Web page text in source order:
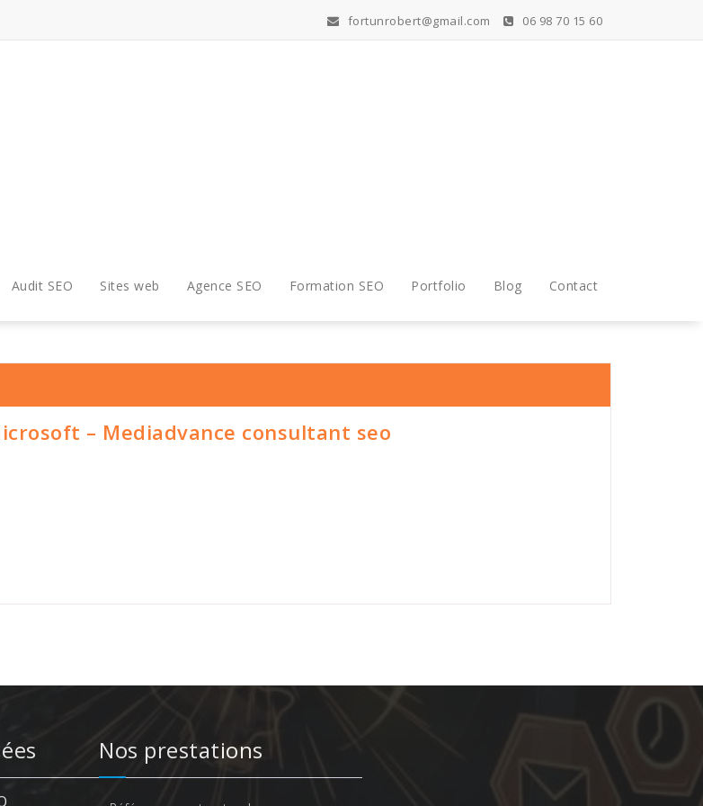
fortunrobert@gmail.com 06 98 70 15 60
Audit SEO Sites web Agence SEO Formation SEO Portfolio Blog Contact
– Mediadvance consultant seo
Nos prestations